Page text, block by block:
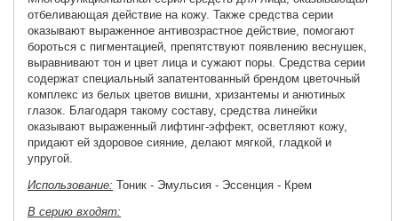
отбеливающая действие на кожу. Также средства серии
оказывают выраженное антивозрастное действие, помогают
бороться с пигментацией, препятствуют появлению веснушек,
выравнивают тон и цвет лица и сужают поры. Средства серии
содержат специальный запатентованный брендом цветочный
комплекс из белых цветов вишни, хризантемы и анютиных
глазок. Благодаря такому составу, средства линейки
оказывают выраженный лифтинг-эффект, осветляют кожу,
придают ей здоровое сияние, делают мягкой, гладкой и
упругой.
Использование: Тоник - Эмульсия - Эссенция - Крем
В серию входят: